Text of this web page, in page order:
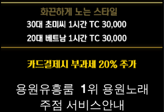
용원유흥룸 1위 용원노래
주점 서비스안내